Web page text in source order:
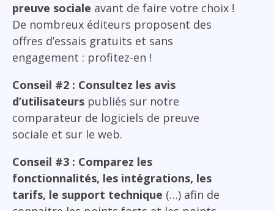
preuve sociale avant de faire votre choix !
De nombreux éditeurs proposent des
offres d’essais gratuits et sans
engagement : profitez-en !
Conseil #2 : Consultez les avis
d’utilisateurs publiés sur notre
comparateur de logiciels de preuve
sociale et sur le web.
Conseil #3 : Comparez les
fonctionnalités, les intégrations, les
tarifs, le support technique (…) afin de